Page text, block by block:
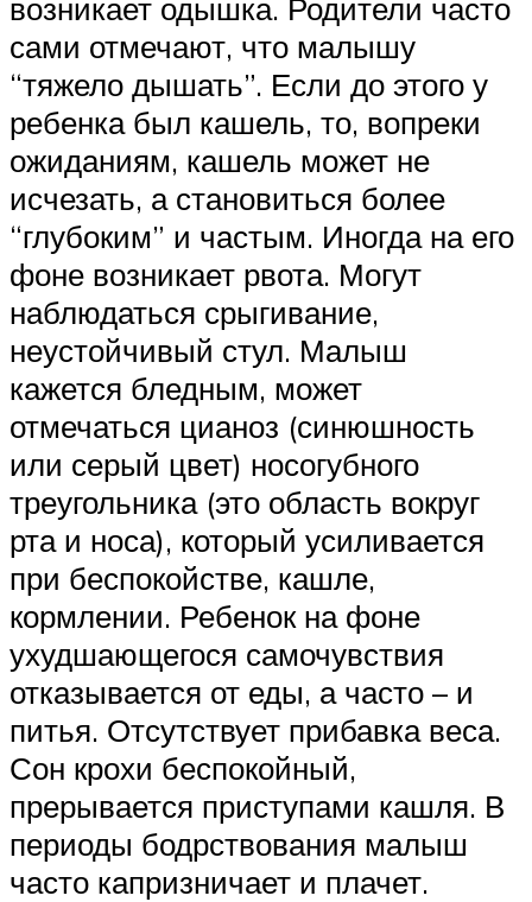
возникает одышка. Родители часто
сами отмечают, что малышу
“тяжело дышать”. Если до этого у
ребенка был кашель, то, вопреки
ожиданиям, кашель может не
исчезать, а становиться более
“глубоким” и частым. Иногда на его
фоне возникает рвота. Могут
наблюдаться срыгивание,
неустойчивый стул. Малыш
кажется бледным, может
отмечаться цианоз (синюшность
или серый цвет) носогубного
треугольника (это область вокруг
рта и носа), который усиливается
при беспокойстве, кашле,
кормлении. Ребенок на фоне
ухудшающегося самочувствия
отказывается от еды, а часто – и
питья. Отсутствует прибавка веса.
Сон крохи беспокойный,
прерывается приступами кашля. В
периоды бодрствования малыш
часто капризничает и плачет.